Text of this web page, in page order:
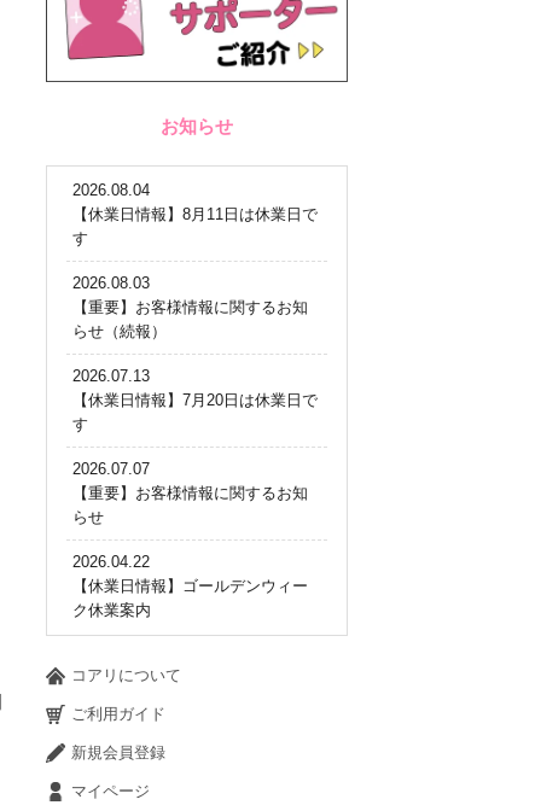
お知らせ
2026.08.04
【休業日情報】8月11日は休業日で
す
2026.08.03
【重要】お客様情報に関するお知
らせ（続報）
2026.07.13
【休業日情報】7月20日は休業日で
す
2026.07.07
【重要】お客様情報に関するお知
らせ
2026.04.22
【休業日情報】ゴールデンウィー
ク休業案内
コアリについて
ご利用ガイド
新規会員登録
マイページ